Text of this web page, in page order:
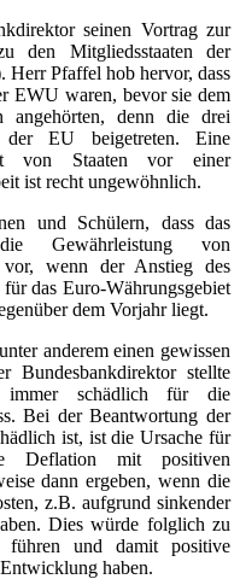
seinen Vortrag zur
den Mitgliedsstaaten der
Pfaffel hob hervor, dass
EWU waren, bevor sie dem
angehörten, denn die drei
EU beigetreten. Eine
von Staaten vor einer
ist recht ungewöhnlich.
und Schülern, dass das
Gewährleistung von
vor, wenn der Anstieg des
das Euro-Währungsgebiet
dem Vorjahr liegt.
anderem einen gewissen
Bundesbankdirektor stellte
schädlich für die
Bei der Beantwortung der
ist, ist die Ursache für
Deflation mit positiven
dann ergeben, wenn die
z.B. aufgrund sinkender
Dies würde folglich zu
führen und damit positive
haben.